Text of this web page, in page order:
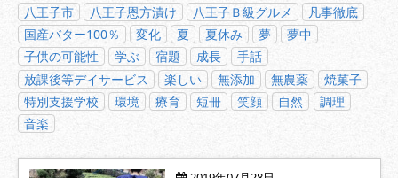
八王子市
八王子恩方漬け 八王子Ｂ級グルメ
凡事徹底
国産バター100％
変化 夏 夏休み 夢
夢中
子供の可能性
学ぶ 宿題 成長
手話
放課後等デイサービス
楽しい 無添加 無農薬
焼菓子
特別支援学校
環境 療育 短冊 笑顔 自然
調理
音楽